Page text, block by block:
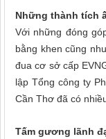
Những thành tích
Với những đóng
bằng khen cũng
đua cơ sở cấp
lập Tổng công ty
Cần Thơ đã có
Tấm gương lãnh